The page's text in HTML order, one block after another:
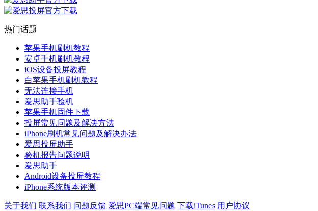
热门话题
苹果手机刷机教程
安卓手机刷机教程
iOS设备投屏教程
白苹果手机刷机教程
无法连接手机
爱思助手验机
苹果手机固件下载
投屏常见问题及解决方法
iPhone刷机常见问题及解决办法
爱思投屏助手
验机报告问题说明
爱思助手
Android设备投屏教程
iPhone系统版本评测
关于我们 联系我们 问题反馈 爱思PC端常见问题 下载iTunes 用户协议